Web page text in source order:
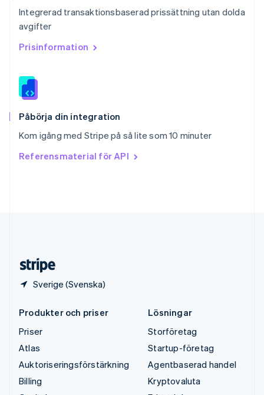
Integrerad transaktionsbaserad prissättning utan dolda
avgifter
Prisinformation
Påbörja din integration
Kom igång med Stripe på så lite som 10 minuter
Referensmaterial för API
Sverige (Svenska)
English
Slovenien
English Italiano
Storbritannien
Sverige
SvenskaEnglish
ไทยEnglish
English
Produkter och priser
Priser
Atlas
Auktoriseringsförstärkning
Billing
Lösningar
Storföretag
Startup-företag
Agentbaserad handel
Kryptovaluta